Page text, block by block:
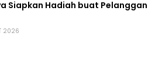
Siapkan Hadiah buat Pelanggan
2026